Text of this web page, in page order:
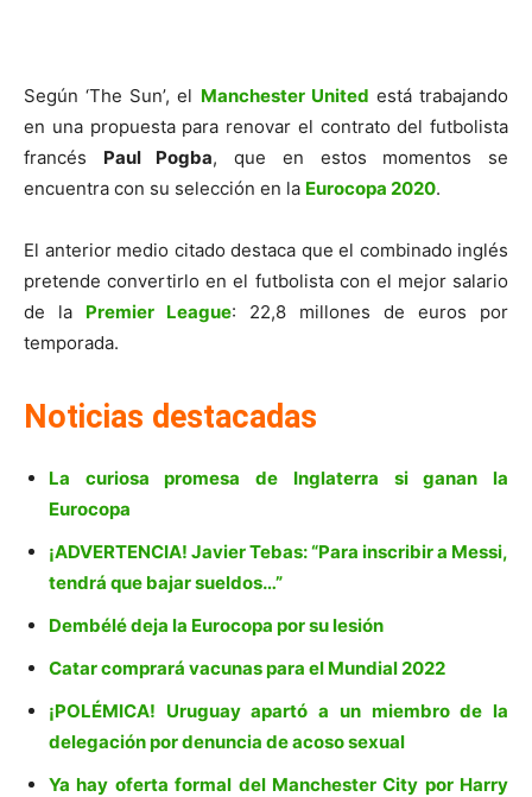
Según ‘The Sun’, el Manchester United está trabajando
en una propuesta para renovar el contrato del futbolista
francés Paul Pogba, que en estos momentos se
encuentra con su selección en la Eurocopa 2020.
El anterior medio citado destaca que el combinado inglés
pretende convertirlo en el futbolista con el mejor salario
de la Premier League: 22,8 millones de euros por
temporada.
Noticias destacadas
La curiosa promesa de Inglaterra si ganan la
Eurocopa
¡ADVERTENCIA! Javier Tebas: “Para inscribir a Messi,
tendrá que bajar sueldos…”
Dembélé deja la Eurocopa por su lesión
Catar comprará vacunas para el Mundial 2022
¡POLÉMICA! Uruguay apartó a un miembro de la
delegación por denuncia de acoso sexual
Ya hay oferta formal del Manchester City por Harry